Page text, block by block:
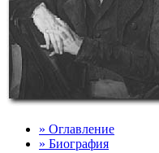
» Оглавление
» Биография